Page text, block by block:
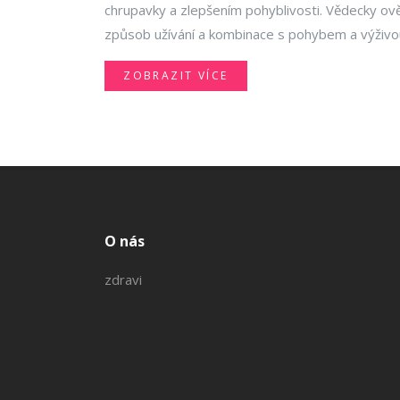
chrupavky a zlepšením pohyblivosti. Vědecky
způsob užívání a kombinace s pohybem a
ZOBRAZIT VÍCE
O nás
zdravi